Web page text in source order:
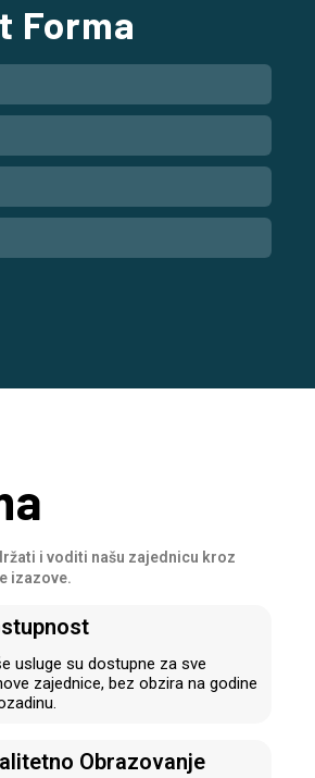
Forma
i voditi našu zajednicu kroz
izazove.
usluge su dostupne za sve
zajednice, bez obzira na godine
Obrazovanje